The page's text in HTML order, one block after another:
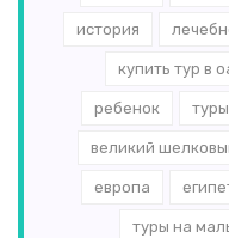
история
купить тур в
ребенок
великий
европа
туры на